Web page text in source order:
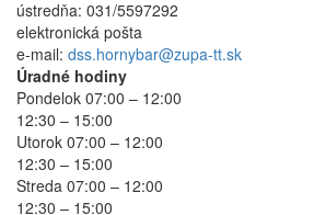
ústredňa: 031/5597292
elektronická pošta
e-mail: dss.hornybar@zupa-tt.sk
Úradné hodiny
Pondelok 07:00 – 12:00
12:30 – 15:00
Utorok 07:00 – 12:00
12:30 – 15:00
Streda 07:00 – 12:00
12:30 – 15:00